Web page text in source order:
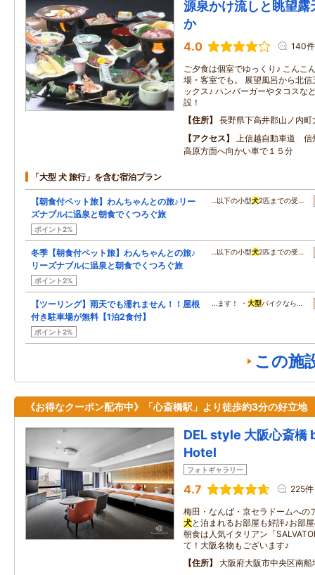
源泉かけ流しと眺望
か
4.0 140件
ご夕食は個室でゆっくり♪ こんこ
場・客室でも。 展望風呂から北
ックス♪ ハンバーガーやタコスな
設！
住所
長野県下高井郡山ノ内町
アクセス
上信越自動車道 信
高原方面へ向かい車で１５分
「大型 犬 旅行」を含む宿泊プラン
【朝食付ペット旅】わんちゃんとの旅♪リー
ズナブルに温泉と朝食でくつろぐ旅
ポイント2%
…以下の小型犬2匹までの受…
冬季【朝食付ペット旅】わんちゃんとの旅♪
リーズナブルに温泉と朝食でくつろぐ旅
ポイント2%
…以下の小型犬2匹までの受…
【ツーリング】雨天でも濡れません！！屋根
付き駐車場が無料【1泊2食付】
ポイント2%
…ます！ ・大型バイクなら…
この施
《お得なクーポン配布中》「心斎橋駅」より徒歩約3分の好立地
DEL style 大阪心斎橋
Hotel
フォトギャラリー
4.7 225件
梅田・なんば・京セラドームへの
犬と泊まれるお部屋も好評♪お部
朝食は人気イタリアン「
て！大阪名物もございます♪
住所
大阪府大阪市中央区南